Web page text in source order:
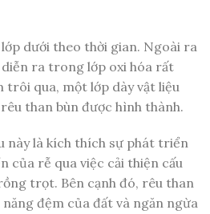
dưới theo thời gian. Ngoài ra
ra trong lớp oxi hóa rất
trôi qua, một lớp dày vật liệu
than bùn được hình thành.
này là kích thích sự phát triển
của rễ qua việc cải thiện cấu
trọt. Bên cạnh đó, rêu than
đệm của đất và ngăn ngừa